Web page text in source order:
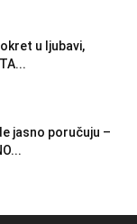
u ljubavi,
jasno poručuju –